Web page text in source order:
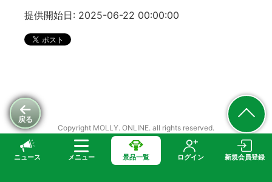
ニュース メニュー 景品一覧 ログイン 新規会員登録
戻る
提供開始日: 2025-06-22 00:00:00
Copyright MOLLY. ONLINE. all rights reserved.